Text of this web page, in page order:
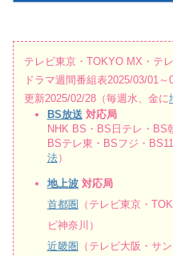
テレビ東京・TOKYO MX・テ
ドラマ週間番組表2025/03/01～
更新2025/02/28（毎週水、金に
BS放送 対応局
NHK BS・BS日テレ・BS
BSテレ東・BSフジ・
法）
地上波対応局
首都圏 （テレビ東京・
ビ神奈川）
近畿圏 （テレビ大阪・サ